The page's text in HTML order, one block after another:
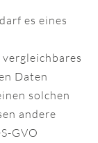
es eines
Daten
solchen
andere
GVO